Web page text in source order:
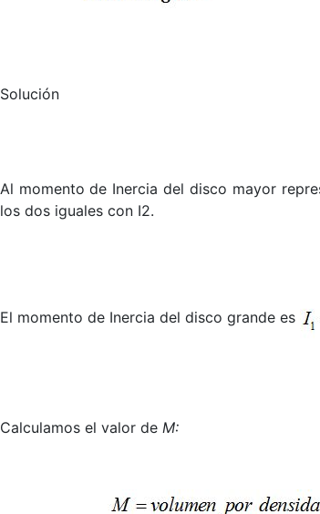
Solución
Al momento de Inercia del disco mayor
los dos iguales con I2.
El momento de Inercia del disco grande es
Calculamos el valor de M: